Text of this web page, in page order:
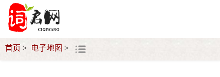
首页 电子地图